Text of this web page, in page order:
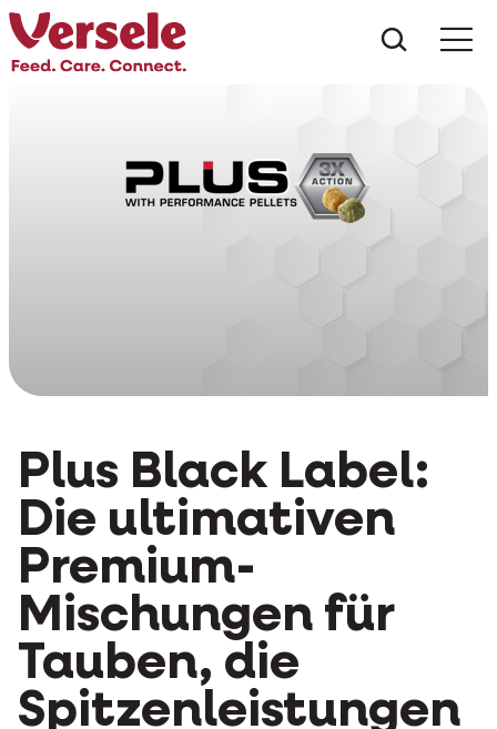
Plus Black Label:
Die ultimativen
Premium-
Mischungen für
Tauben, die
Spitzenleistungen